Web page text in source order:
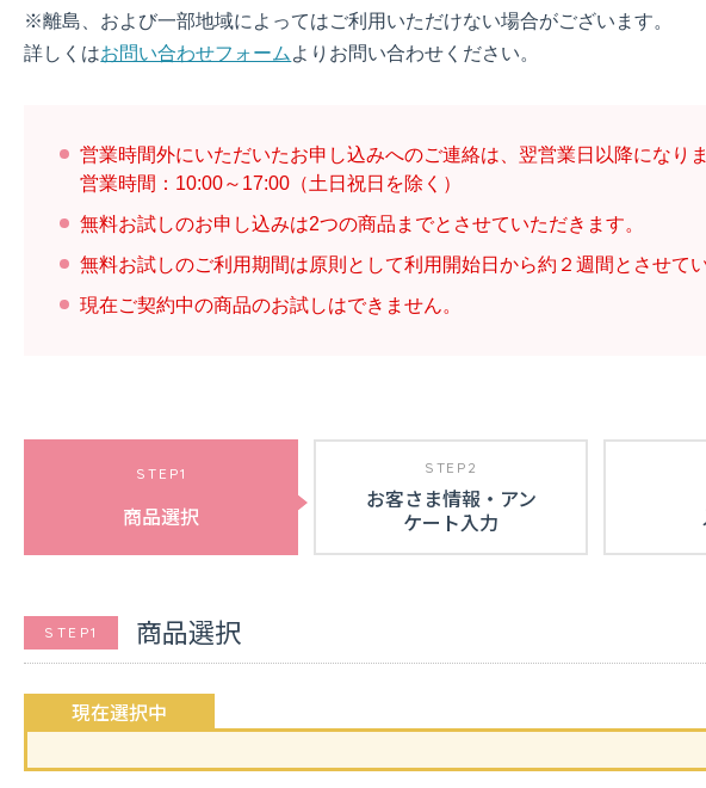
※離島、および一部地域によってはご利用いただけない場合がございます。
詳しくはお問い合わせフォーム よりお問い合わせください。
営業時間外にいただいたお申し込みへのご連絡は、翌営業日以降になり
営業時間：10:00～17:00（土日祝日を除く）
無料お試しのお申し込みは2つの商品までとさせていただきます。
無料お試しのご利用期間は原則として利用開始日から約２週間とさせて
現在ご契約中の商品のお試しはできません。
STEP1
商品選択
STEP2
お客さま情報・アン
ケート入力
STEP1 商品選択
現在選択中